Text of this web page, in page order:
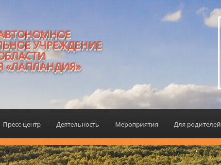
УЧРЕЖДЕНИЕ
«ЛАПЛАНДИЯ»
Пресс-центр Деятельность Мероприятия Для родителей